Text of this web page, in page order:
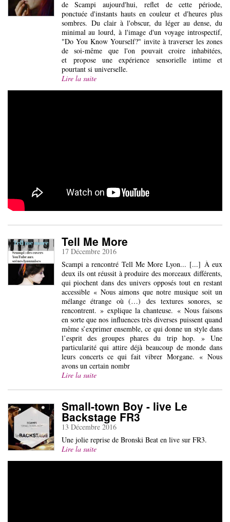
de Scampi aujourd'hui, reflet de cette période,
ponctuée d'instants hauts en couleur et d'heures plus
sombres. Du clair à l'obscur, du léger au dense, du
minimal au lourd, à l'image d'un voyage introspectif,
"Do You Know Yourself?" invite à traverser les zones
de soi-même que l'on pouvait croire inhabitées,
et propose une expérience sensorielle intime et
pourtant si universelle.
Lire la suite
Tell Me More
17 Décembre 2016
Scampi a rencontré Tell Me More Lyon... [...] À eux
deux ils ont réussit à produire des morceaux différents,
qui piochent dans des univers opposés tout en restant
accessible « Nous aimons que notre musique soit un
mélange étrange où (…) des textures sonores, se
rencontrent. » explique la chanteuse. « Nous faisons
en sorte que nos influences très diverses puissent quand
même s’exprimer ensemble, ce qui donne un style dans
l’esprit des groupes phares du trip hop. » Une
particularité qui attire déjà beaucoup de monde dans
leurs concerts ce qui fait vibrer Morgane. « Nous
avons un certain nombr
Lire la suite
Small-town Boy - live Le
Backstage FR3
13 Décembre 2016
Une jolie reprise de Bronski Beat en live sur FR3.
Lire la suite